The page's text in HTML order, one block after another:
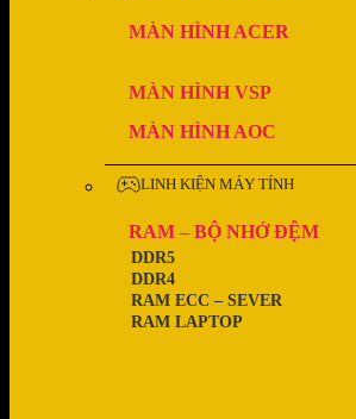
MÀN HÌNH ACER
MÀN HÌNH VSP
MÀN HÌNH AOC
LINH KIỆN MÁY TÍNH
RAM – BỘ NHỚ ĐỆM
RAM LAPTOP
RAM ECC – SEVER
DDR4
DDR5